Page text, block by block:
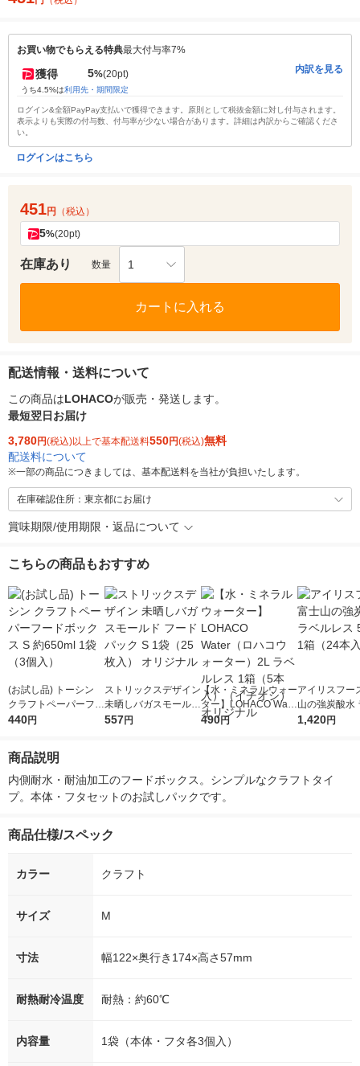
お買い物でもらえる特典最大付与率7%
獲得 5%(20pt)
うち4.5%は利用先・期間限定
内訳を見る
ログイン&全額PayPay支払いで獲得できます。原則として税抜金額に対し付与されます。
表示よりも実際の付与数、付与率が少ない場合があります。詳細は内訳からご確認くださ
い。
ログインはこちら
451円 （税込）
5%(20pt)
在庫あり 数量 1
カートに入れる
配送情報・送料について
この商品はLOHACOが販売・発送します。
最短翌日お届け
3,780円(税込)以上で基本配送料550円(税込)無料
配送料について
※一部の商品につきましては、基本配送料を当社が負担いたします。
在庫確認住所：東京都にお届け
賞味期限/使用期限・返品について
こちらの商品もおすすめ
(お試し品) トーシン
クラフトペーパーフー
ドボックス S 約650ml
440円
ストリックスデザイン
未晒しバガスモールド
フードパック S 1袋
557円
【水・ミネラルウォー
ター】LOHACO Wate
r（ロハコウォータ
490円
アイリスフー
山の強炭酸水
レス 500ml 1
1,420円
商品説明
内側耐水・耐油加工のフードボックス。シンプルなクラフトタイ
プ。本体・フタセットのお試しパックです。
商品仕様/スペック
カラー クラフト
サイズ M
寸法 幅122×奥行き174×高さ57mm
耐熱耐冷温度 耐熱：約60℃
内容量 1袋（本体・フタ各3個入）